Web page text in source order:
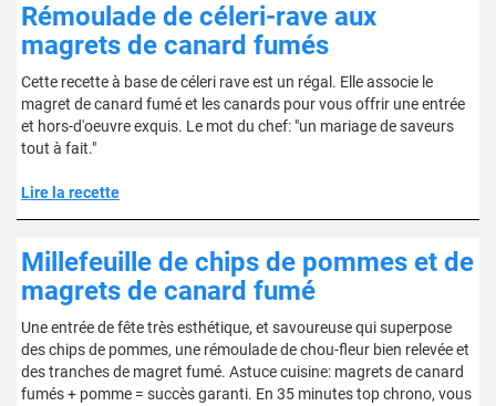
Rémoulade de céleri-rave aux
magrets de canard fumés
Cette recette à base de céleri rave est un régal. Elle associe le
magret de canard fumé et les canards pour vous offrir une entrée
et hors-d'oeuvre exquis. Le mot du chef: "un mariage de saveurs
tout à fait."
Lire la recette
Millefeuille de chips de pommes et de
magrets de canard fumé
Une entrée de fête très esthétique, et savoureuse qui superpose
des chips de pommes, une rémoulade de chou-fleur bien relevée et
des tranches de magret fumé. Astuce cuisine: magrets de canard
fumés + pomme = succès garanti. En 35 minutes top chrono, vous